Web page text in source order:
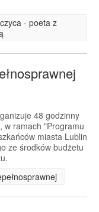
- poeta z
48 godzinny
w ramach "Programu
miasta Lublin
ze środków budżetu